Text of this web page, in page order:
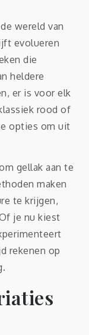
wereld van
evolueren
die
heldere
er is voor elk
rood of
opties om uit
gellak aan te
maken
te krijgen,
je nu kiest
rekenen op